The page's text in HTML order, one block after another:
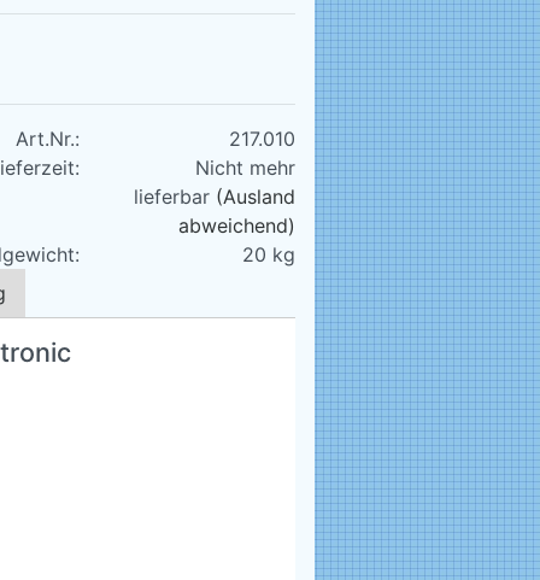
Art.Nr.:
217.010
Nicht mehr
lieferbar (Ausland
abweichend)
20 kg